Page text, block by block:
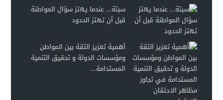
سبتة… عندما يهتز سؤال المواطنة
قبل أن تهتز الحدود
أهمية تعزيز الثقة بين المواطن
ومؤسسات الدولة و تحقيق التنمية
المستدامة...